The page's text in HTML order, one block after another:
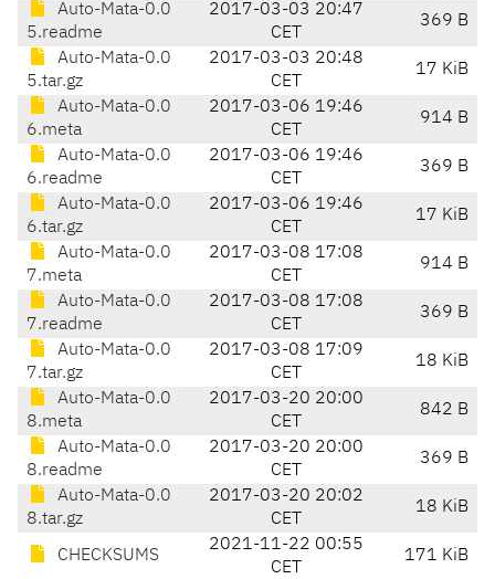
Auto-Mata-0.0
5.readme
2017-03-03 20:47
CET
369 B
Auto-Mata-0.0
5.tar.gz
2017-03-03 20:48
CET
17 KiB
Auto-Mata-0.0
6.meta
2017-03-06 19:46
CET
914 B
Auto-Mata-0.0
6.readme
2017-03-06 19:46
CET
369 B
Auto-Mata-0.0
6.tar.gz
2017-03-06 19:46
CET
17 KiB
Auto-Mata-0.0
7.meta
2017-03-08 17:08
CET
914 B
Auto-Mata-0.0
7.readme
2017-03-08 17:08
CET
369 B
Auto-Mata-0.0
7.tar.gz
2017-03-08 17:09
CET
18 KiB
Auto-Mata-0.0
8.meta
2017-03-20 20:00
CET
842 B
Auto-Mata-0.0
8.readme
2017-03-20 20:00
CET
369 B
Auto-Mata-0.0
8.tar.gz
2017-03-20 20:02
CET
18 KiB
CHECKSUMS
2021-11-22 00:55
CET
171 KiB